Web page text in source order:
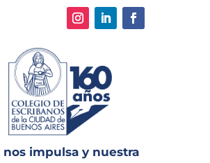
nos impulsa y nuestra